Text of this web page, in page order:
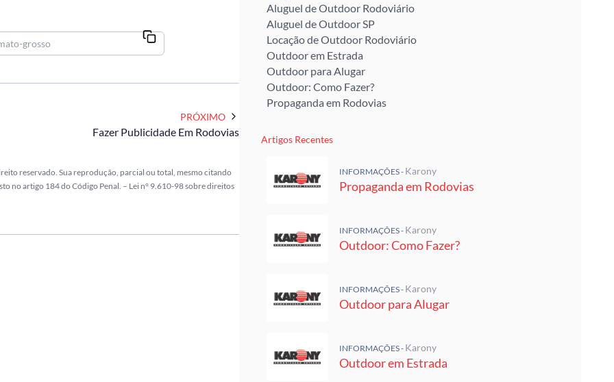
PRÓXIMO
Fazer Publicidade Em Rodovias
reservado. Sua reprodução, parcial ou total, mesmo citando
no artigo 184 do Código Penal. – Lei n° 9.610-98 sobre direitos
Aluguel de Outdoor Rodoviário
Aluguel de Outdoor SP
Locação de Outdoor Rodoviário
Outdoor em Estrada
Outdoor para Alugar
Outdoor: Como Fazer?
Propaganda em Rodovias
Artigos Recentes
INFORMAÇÕES - Karony
Propaganda em Rodovias
INFORMAÇÕES - Karony
Outdoor: Como Fazer?
INFORMAÇÕES - Karony
Outdoor para Alugar
INFORMAÇÕES - Karony
Outdoor em Estrada